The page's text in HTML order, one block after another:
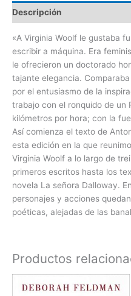
Descripción
«A Virginia Woolf le gustaba
escribir a máquina. Era
le ofrecieron un doctorado
tajante elegancia.
por el entusiasmo de la
trabajo con el ronquido de un
kilómetros por hora; con la
Así comienza el texto de
esta edición en la que
Virginia Woolf a lo largo de
primeros escritos hasta los
novela La señora Dalloway.
personajes y acciones
poéticas, alejadas de las
Productos